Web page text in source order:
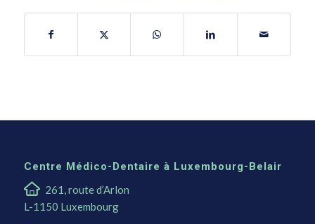
Centre Médico-Dentaire à Luxembourg-Belair
261, route d’Arlon
L-1150 Luxembourg